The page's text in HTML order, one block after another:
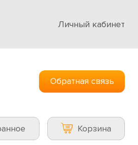
Личный кабинет
Обратная связь
Корзина